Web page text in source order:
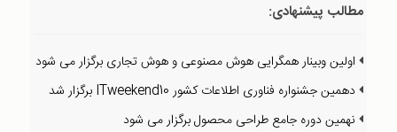
مطالب پیشنهادی:
اولین وبینار همگرایی هوش مصنوعی و هوش تجاری برگزار می شود
دهمین جشنواره فناوری اطلاعات کشور ITweekend10 برگزار شد
نهمین دوره جامع طراحی محصول برگزار می شود